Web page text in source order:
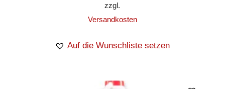
zzgl.
Versandkosten
Auf die Wunschliste setzen